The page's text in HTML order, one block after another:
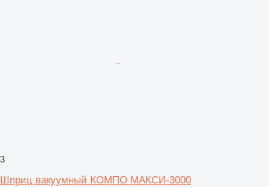
3
Шприц вакуумный КОМПО МАКСИ-3000